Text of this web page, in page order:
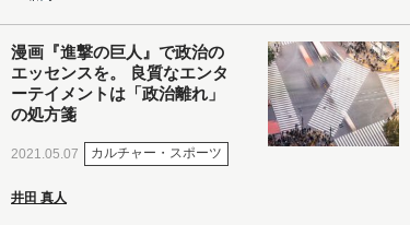
漫画『進撃の巨人』で政治の
エッセンスを。 良質なエンタ
ーテイメントは「政治離れ」
の処方箋
2021.05.07 カルチャー・スポーツ
井田 真人